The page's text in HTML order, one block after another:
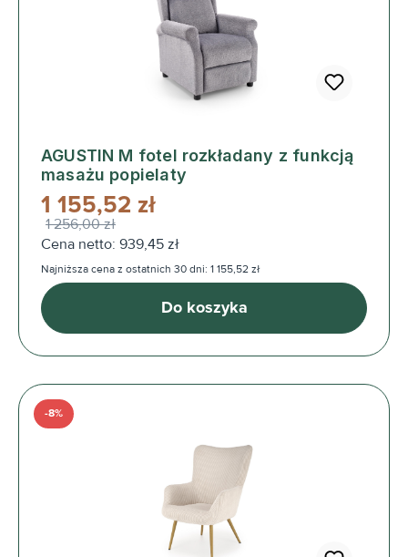
AGUSTIN M fotel rozkładany z funkcją
masażu popielaty
1 155,52 zł
1 256,00 zł
Cena netto: 939,45 zł
Najniższa cena z ostatnich 30 dni: 1 155,52 zł
Do koszyka
-8%